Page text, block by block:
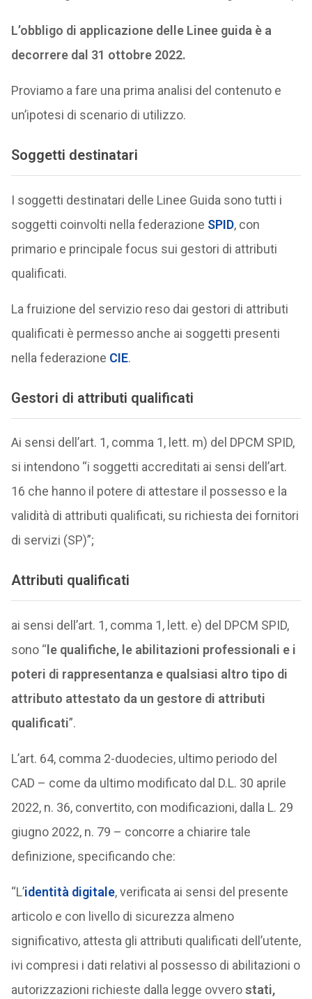
L’obbligo di applicazione delle Linee guida è a
decorrere dal 31 ottobre 2022.
Proviamo a fare una prima analisi del contenuto e
un’ipotesi di scenario di utilizzo.
Soggetti destinatari
I soggetti destinatari delle Linee Guida sono tutti i
soggetti coinvolti nella federazione SPID, con
primario e principale focus sui gestori di attributi
qualificati.
La fruizione del servizio reso dai gestori di attributi
qualificati è permesso anche ai soggetti presenti
nella federazione CIE.
Gestori di attributi qualificati
Ai sensi dell’art. 1, comma 1, lett. m) del DPCM SPID,
si intendono “i soggetti accreditati ai sensi dell’art.
16 che hanno il potere di attestare il possesso e la
validità di attributi qualificati, su richiesta dei fornitori
di servizi (SP)”;
Attributi qualificati
ai sensi dell’art. 1, comma 1, lett. e) del DPCM SPID,
sono “le qualifiche, le abilitazioni professionali e i
poteri di rappresentanza e qualsiasi altro tipo di
attributo attestato da un gestore di attributi
qualificati”.
L’art. 64, comma 2-duodecies, ultimo periodo del
CAD – come da ultimo modificato dal D.L. 30 aprile
2022, n. 36, convertito, con modificazioni, dalla L. 29
giugno 2022, n. 79 – concorre a chiarire tale
definizione, specificando che:
“L’identità digitale, verificata ai sensi del presente
articolo e con livello di sicurezza almeno
significativo, attesta gli attributi qualificati dell’utente,
ivi compresi i dati relativi al possesso di abilitazioni o
autorizzazioni richieste dalla legge ovverostati,